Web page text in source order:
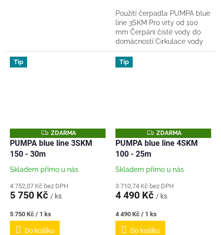
Použití čerpadla PUMPA blue
line 3SKM Pro vrty od 100
mm Čerpání čisté vody do
domácností Cirkulace vody
ve fontánách Zavlažování
dešťovou vodou Napájení
tlakových...
Tip
Z
D
A
A
ZDARMA
PUMPA blue line 3SKM
150 - 30m
Skladem přímo u nás
4 752,07 Kč bez DPH
5 750 Kč / ks
Měrná
cena:
5 750 Kč / 1 ks
Do košíku
Tip
Z
D
A
A
ZDARMA
PUMPA blue line 4SKM
100 - 25m
Skladem přímo u nás
3 710,74 Kč bez DPH
4 490 Kč / ks
Měrná
cena:
4 490 Kč / 1 ks
Do košíku